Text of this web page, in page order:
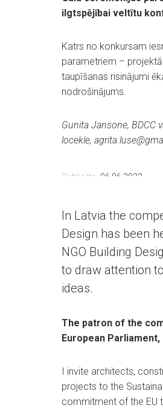
ilgtspējībai veltītu
Katrs no konkursam
parametriem –
taupīšanas risinājumi
nodrošinājums.
Gunita Jansone, BDCC
locekle,
Publicēts: 06.06.2022
In Latvia the
Design has been
NGO Building
to draw attention
ideas.
The patron of the
European Parliament,
I invite architects,
projects to the
commitment of the EU